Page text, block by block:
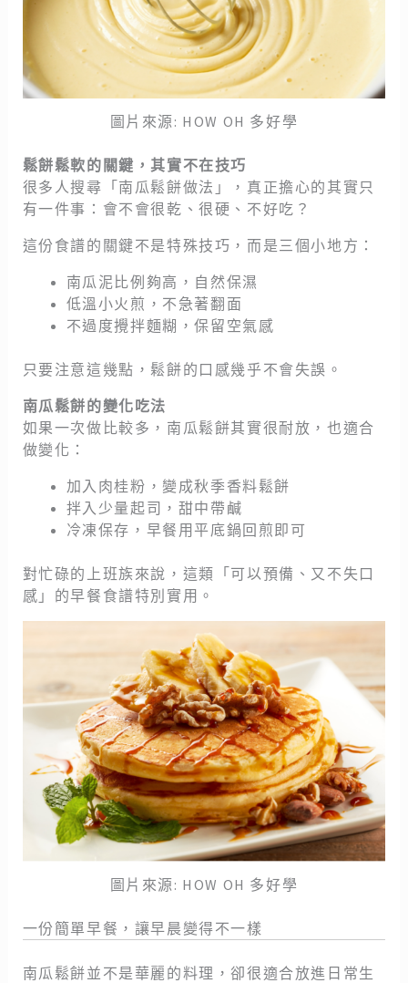
圖片來源: HOW OH 多好學
鬆餅鬆軟的關鍵，其實不在技巧
很多人搜尋「南瓜鬆餅做法」，真正擔心的其實只
有一件事：會不會很乾、很硬、不好吃？
這份食譜的關鍵不是特殊技巧，而是三個小地方：
南瓜泥比例夠高，自然保濕
低溫小火煎，不急著翻面
不過度攪拌麵糊，保留空氣感
只要注意這幾點，鬆餅的口感幾乎不會失誤。
南瓜鬆餅的變化吃法
如果一次做比較多，南瓜鬆餅其實很耐放，也適合
做變化：
加入肉桂粉，變成秋季香料鬆餅
拌入少量起司，甜中帶鹹
冷凍保存，早餐用平底鍋回煎即可
對忙碌的上班族來說，這類「可以預備、又不失口
感」的早餐食譜特別實用。
圖片來源: HOW OH 多好學
一份簡單早餐，讓早晨變得不一樣
南瓜鬆餅並不是華麗的料理，卻很適合放進日常生